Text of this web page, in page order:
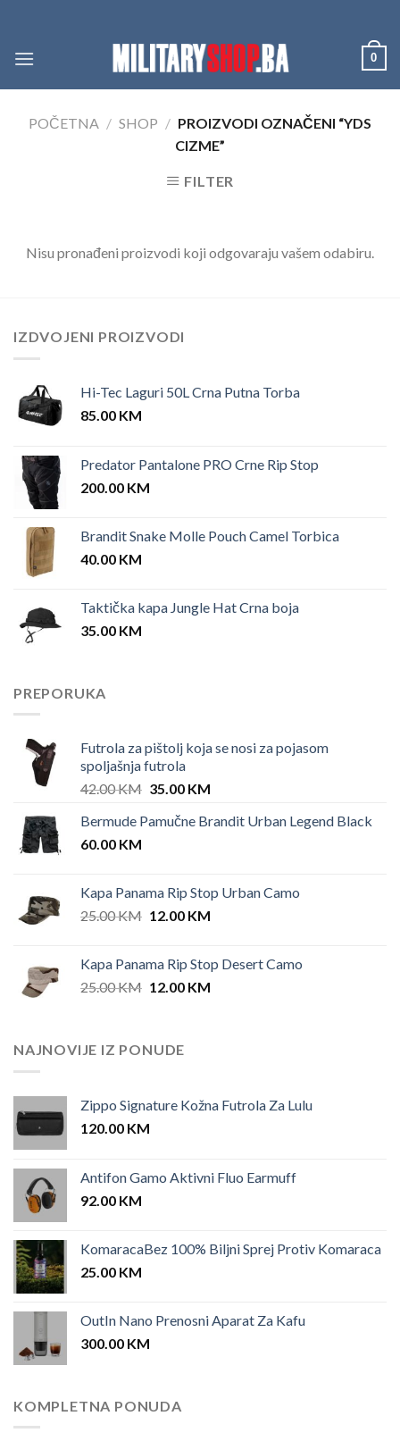
content
0
POČETNA / SHOP / PROIZVODI OZNAČENI “YDS
CIZME”
FILTER
Nisu pronađeni proizvodi koji odgovaraju vašem odabiru.
IZDVOJENI PROIZVODI
Hi-Tec Laguri 50L Crna Putna Torba
85.00 KM
Predator Pantalone PRO Crne Rip Stop
200.00 KM
Brandit Snake Molle Pouch Camel Torbica
40.00 KM
Taktička kapa Jungle Hat Crna boja
35.00 KM
PREPORUKA
Futrola za pištolj koja se nosi za pojasom
spoljašnja futrola
42.00KM Original
was:
35.00 KMCurrent
is:
Bermude Pamučne Brandit Urban Legend Black
60.00 KM
Kapa Panama Rip Stop Urban Camo
25.00KM Original
25.00 KM.
12.00 KMCurrent
12.00 KM.
Kapa Panama Rip Stop Desert Camo
25.00KM Original
25.00 KM.
12.00 KMCurrent
NAJNOVIJE IZ PONUDE
Zippo Signature Kožna Futrola Za Lulu
120.00 KM
Antifon Gamo Aktivni Fluo Earmuff
92.00 KM
KomaracaBez 100% Biljni Sprej Protiv Komaraca
25.00 KM
OutIn Nano Prenosni Aparat Za Kafu
300.00 KM
KOMPLETNA PONUDA